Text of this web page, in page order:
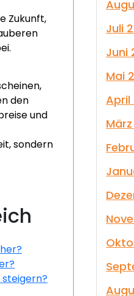
Zukunft,
den
und
sondern
Juli
Juni
Mai
April